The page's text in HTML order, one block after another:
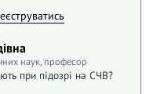
наук, професор
при підозрі на СЧВ?